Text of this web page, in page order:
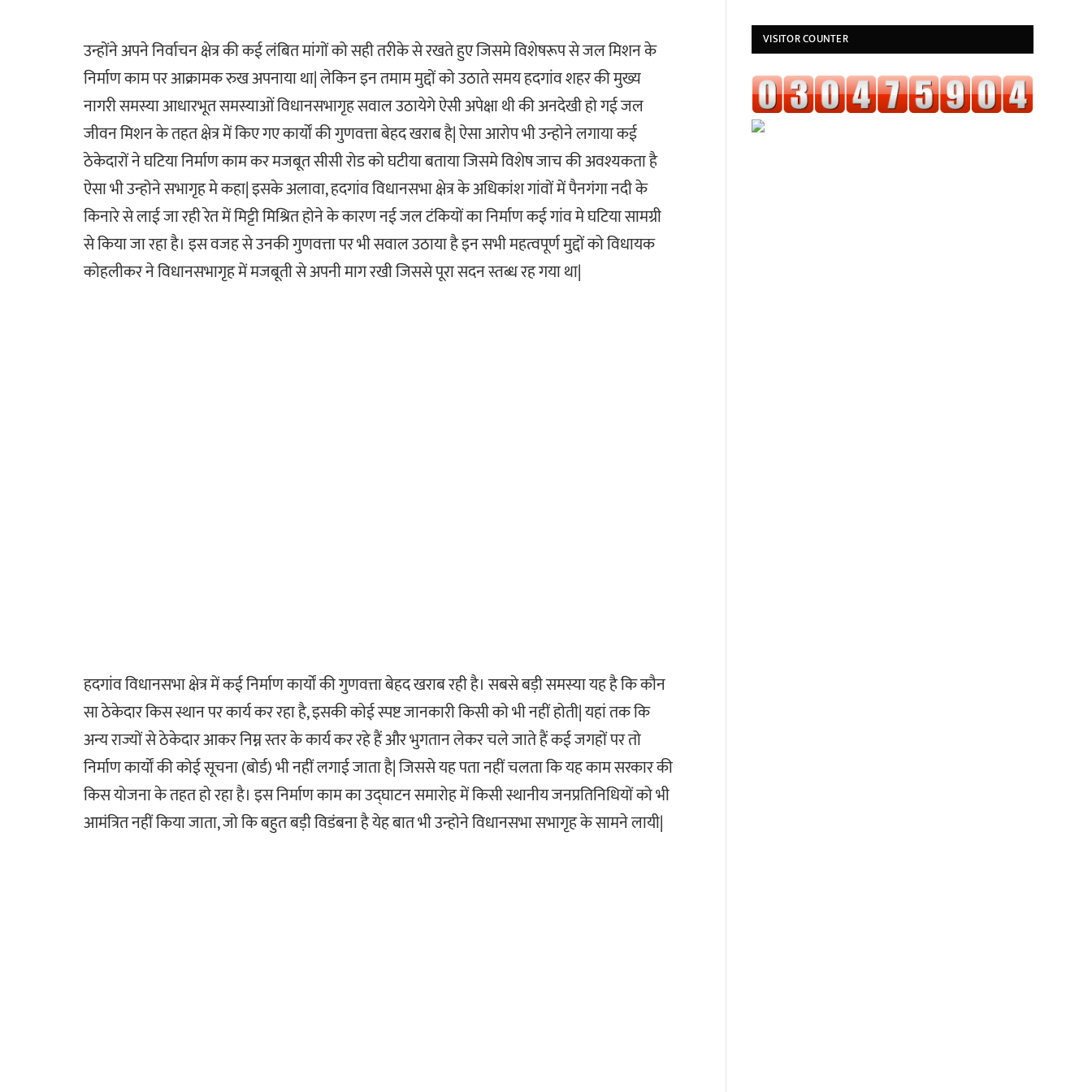
उन्होंने अपने निर्वाचन क्षेत्र की कई लंबित मांगों को सही तरीके से रखते हुए जिसमे विशेषरूप से जल मिशन के
निर्माण काम पर आक्रामक रुख अपनाया था| लेकिन इन तमाम मुद्दों को उठाते समय हदगांव शहर की मुख्य
नागरी समस्या आधारभूत समस्याओं विधानसभागृह सवाल उठायेगे ऐसी अपेक्षा थी की अनदेखी हो गई जल
जीवन मिशन के तहत क्षेत्र में किए गए कार्यों की गुणवत्ता बेहद खराब है| ऐसा आरोप भी उन्होने लगाया कई
ठेकेदारों ने घटिया निर्माण काम कर मजबूत सीसी रोड को घटीया बताया जिसमे विशेष जाच की अवश्यकता है
ऐसा भी उन्होने सभागृह मे कहा| इसके अलावा, हदगांव विधानसभा क्षेत्र के अधिकांश गांवों में पैनगंगा नदी के
किनारे से लाई जा रही रेत में मिट्टी मिश्रित होने के कारण नई जल टंकियों का निर्माण कई गांव मे घटिया सामग्री
से किया जा रहा है। इस वजह से उनकी गुणवत्ता पर भी सवाल उठाया है इन सभी महत्वपूर्ण मुद्दों को विधायक
कोहलीकर ने विधानसभागृह में मजबूती से अपनी माग रखी जिससे पूरा सदन स्तब्ध रह गया था|
हदगांव विधानसभा क्षेत्र में कई निर्माण कार्यों की गुणवत्ता बेहद खराब रही है। सबसे बड़ी समस्या यह है कि कौन
सा ठेकेदार किस स्थान पर कार्य कर रहा है, इसकी कोई स्पष्ट जानकारी किसी को भी नहीं होती| यहां तक कि
अन्य राज्यों से ठेकेदार आकर निम्न स्तर के कार्य कर रहे हैं और भुगतान लेकर चले जाते हैं कई जगहों पर तो
निर्माण कार्यों की कोई सूचना (बोर्ड) भी नहीं लगाई जाता है| जिससे यह पता नहीं चलता कि यह काम सरकार की
किस योजना के तहत हो रहा है। इस निर्माण काम का उद्घाटन समारोह में किसी स्थानीय जनप्रतिनिधियों को भी
आमंत्रित नहीं किया जाता, जो कि बहुत बड़ी विडंबना है येह बात भी उन्होने विधानसभा सभागृह के सामने लायी|
VISITOR COUNTER